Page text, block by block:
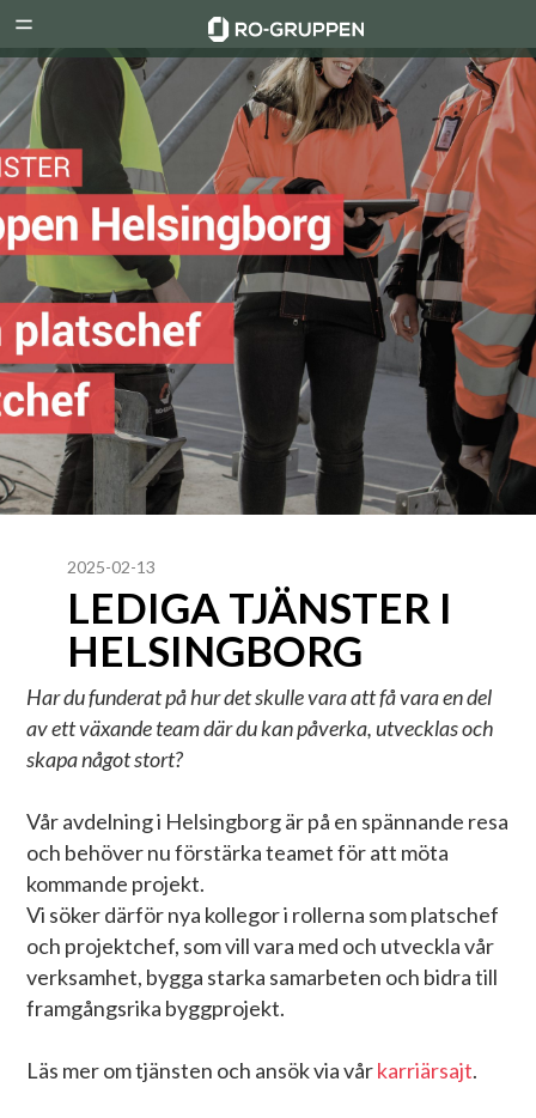
Menu
Gruppen
2025-02-13
LEDIGA TJÄNSTER I
HELSINGBORG
Har du funderat på hur det skulle vara att få vara en del
av ett växande team där du kan påverka, utvecklas och
skapa något stort?
Vår avdelning i Helsingborg är på en spännande resa
och behöver nu förstärka teamet för att möta
kommande projekt.
Vi söker därför nya kollegor i rollerna som platschef
och projektchef, som vill vara med och utveckla vår
verksamhet, bygga starka samarbeten och bidra till
framgångsrika byggprojekt.
Läs mer om tjänsten och ansök via vårkarriärsajt.